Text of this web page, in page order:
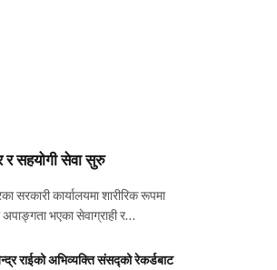
र सहयोगी सेवा सुरु
सरकारी कार्यालयमा शारीरिक रूपमा
भएका सेवाग्राही र…
राईको अभिव्यक्ति संसद्को रेकर्डबाट